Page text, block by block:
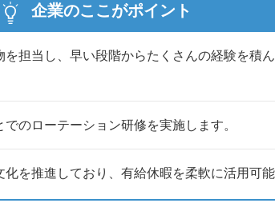
企業のここがポイント
を担当し、早い段階からたくさんの経験を積
のローテーション研修を実施します。
化を推進しており、有給休暇を柔軟に活用可